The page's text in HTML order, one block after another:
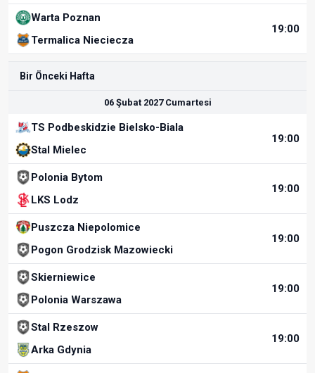
Warta Poznan
Termalica Nieciecza
19:00
Bir Önceki Hafta
06 Şubat 2027 Cumartesi
TS Podbeskidzie Bielsko-Biala
Stal Mielec
19:00
Polonia Bytom
LKS Lodz
19:00
Puszcza Niepolomice
Pogon Grodzisk Mazowiecki
19:00
Skierniewice
Polonia Warszawa
19:00
Stal Rzeszow
Arka Gdynia
19:00